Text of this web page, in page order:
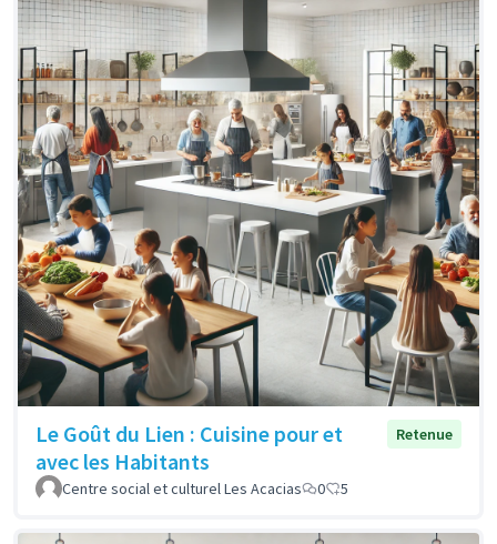
Le Goût du Lien : Cuisine pour et
avec les Habitants
Retenue
Centre social et culturel Les Acacias 0 5